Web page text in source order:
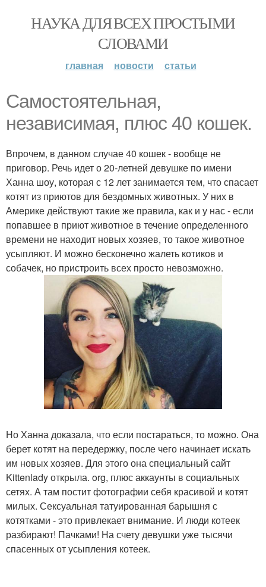
НАУКА ДЛЯ ВСЕХ ПРОСТЫМИ
СЛОВАМИ
главная новости статьи
Самостоятельная,
независимая, плюс 40 кошек.
Впрочем, в данном случае 40 кошек - вообще не
приговор. Речь идет о 20-летней девушке по имени
Ханна шоу, которая с 12 лет занимается тем, что спасает
котят из приютов для бездомных животных. У них в
Америке действуют такие же правила, как и у нас - если
попавшее в приют животное в течение определенного
времени не находит новых хозяев, то такое животное
усыпляют. И можно бесконечно жалеть котиков и
собачек, но пристроить всех просто невозможно.
Но Ханна доказала, что если постараться, то можно. Она
берет котят на передержку, после чего начинает искать
им новых хозяев. Для этого она специальный сайт
Kittenlady открыла. org, плюс аккаунты в социальных
сетях. А там постит фотографии себя красивой и котят
милых. Сексуальная татуированная барышня с
котятками - это привлекает внимание. И люди котеек
разбирают! Пачками! На счету девушки уже тысячи
спасенных от усыпления котеек.